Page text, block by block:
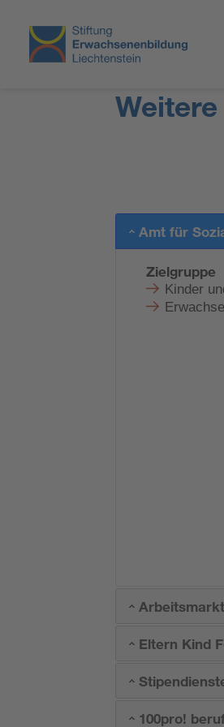
Amt für
Zielgruppe
Kinder
Eltern Kind
100pro!